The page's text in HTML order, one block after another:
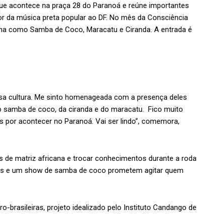
acontece na praça 28 do Paranoá e reúne importantes
música preta popular ao DF. No mês da Consciência
como Samba de Coco, Maracatu e Ciranda. A entrada é
cultura. Me sinto homenageada com a presença deles
de coco, da ciranda e do maracatu. Fico muito
acontecer no Paranoá. Vai ser lindo”, comemora,
de matriz africana e trocar conhecimentos durante a roda
e um show de samba de coco prometem agitar quem
brasileiras, projeto idealizado pelo Instituto Candango de